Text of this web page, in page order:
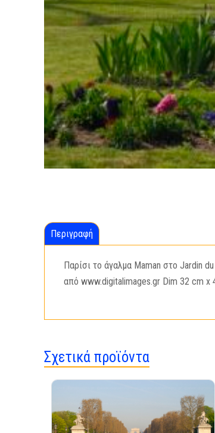
Περιγραφή
Παρίσι το άγαλμα Maman στο Jardin
από www.digitalimages.gr Dim 32 cm
Σχετικά προϊόντα